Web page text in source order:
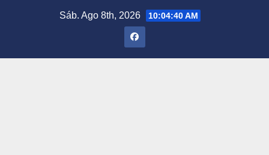
Sáb. Ago 8th, 2026 10:04:41 AM